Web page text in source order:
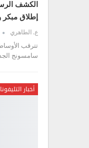
إطلاق مبكر
ع. الطاهري
تترقب
سامسونج
أخبار